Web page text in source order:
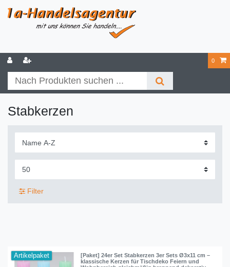
0
Stabkerzen
Filter
Artikelpaket
[Paket] 24er Set Stabkerzen 3er Sets Ø3x11 cm –
klassische Kerzen für Tischdeko Feiern und